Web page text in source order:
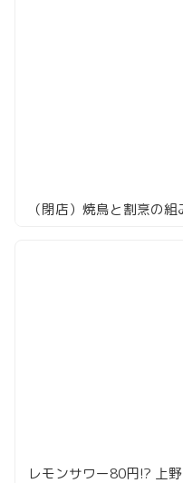
レモンサワー80円!? 上